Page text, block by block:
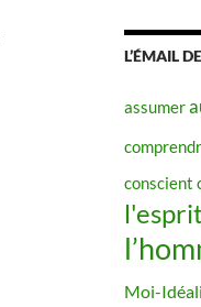
L’ÉMAIL
assumer
conscient
Moi-